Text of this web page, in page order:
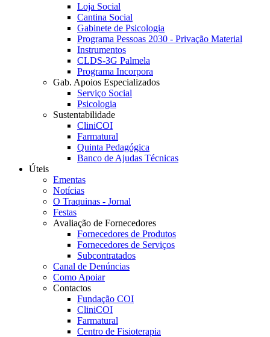
Loja Social
Cantina Social
Gabinete de Psicologia
Programa Pessoas 2030 - Privação Material
Instrumentos
CLDS-3G Palmela
Programa Incorpora
Gab. Apoios Especializados
Serviço Social
Psicologia
Sustentabilidade
CliniCOI
Farmatural
Quinta Pedagógica
Banco de Ajudas Técnicas
Úteis
Ementas
Notícias
O Traquinas - Jornal
Festas
Avaliação de Fornecedores
Fornecedores de Produtos
Fornecedores de Serviços
Subcontratados
Canal de Denúncias
Como Apoiar
Contactos
Fundação COI
CliniCOI
Farmatural
Centro de Fisioterapia